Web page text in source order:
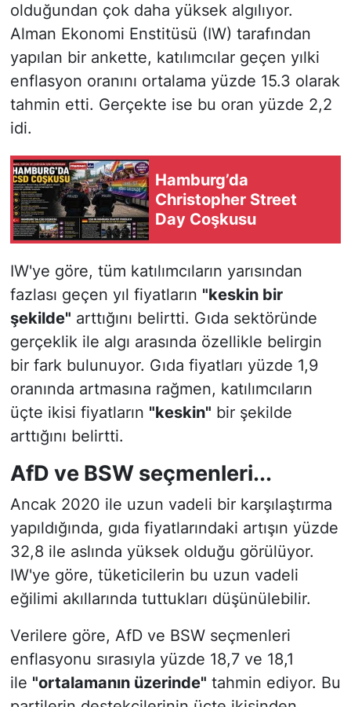
olduğundan çok daha yüksek algılıyor.
Alman Ekonomi Enstitüsü (IW) tarafından
yapılan bir ankette, katılımcılar geçen yılki
enflasyon oranını ortalama yüzde 15.3 olarak
tahmin etti. Gerçekte ise bu oran yüzde 2,2
idi.
Hamburg’da
Christopher Street
Day Coşkusu
IW'ye göre, tüm katılımcıların yarısından
fazlası geçen yıl fiyatların "keskin bir
şekilde" arttığını belirtti. Gıda sektöründe
gerçeklik ile algı arasında özellikle belirgin
bir fark bulunuyor. Gıda fiyatları yüzde 1,9
oranında artmasına rağmen, katılımcıların
üçte ikisi fiyatların "keskin" bir şekilde
arttığını belirtti.
AfD ve BSW seçmenleri...
Ancak 2020 ile uzun vadeli bir karşılaştırma
yapıldığında, gıda fiyatlarındaki artışın yüzde
32,8 ile aslında yüksek olduğu görülüyor.
IW'ye göre, tüketicilerin bu uzun vadeli
eğilimi akıllarında tuttukları düşünülebilir.
Verilere göre, AfD ve BSW seçmenleri
enflasyonu sırasıyla yüzde 18,7 ve 18,1
ile "ortalamanın üzerinde" tahmin ediyor. Bu